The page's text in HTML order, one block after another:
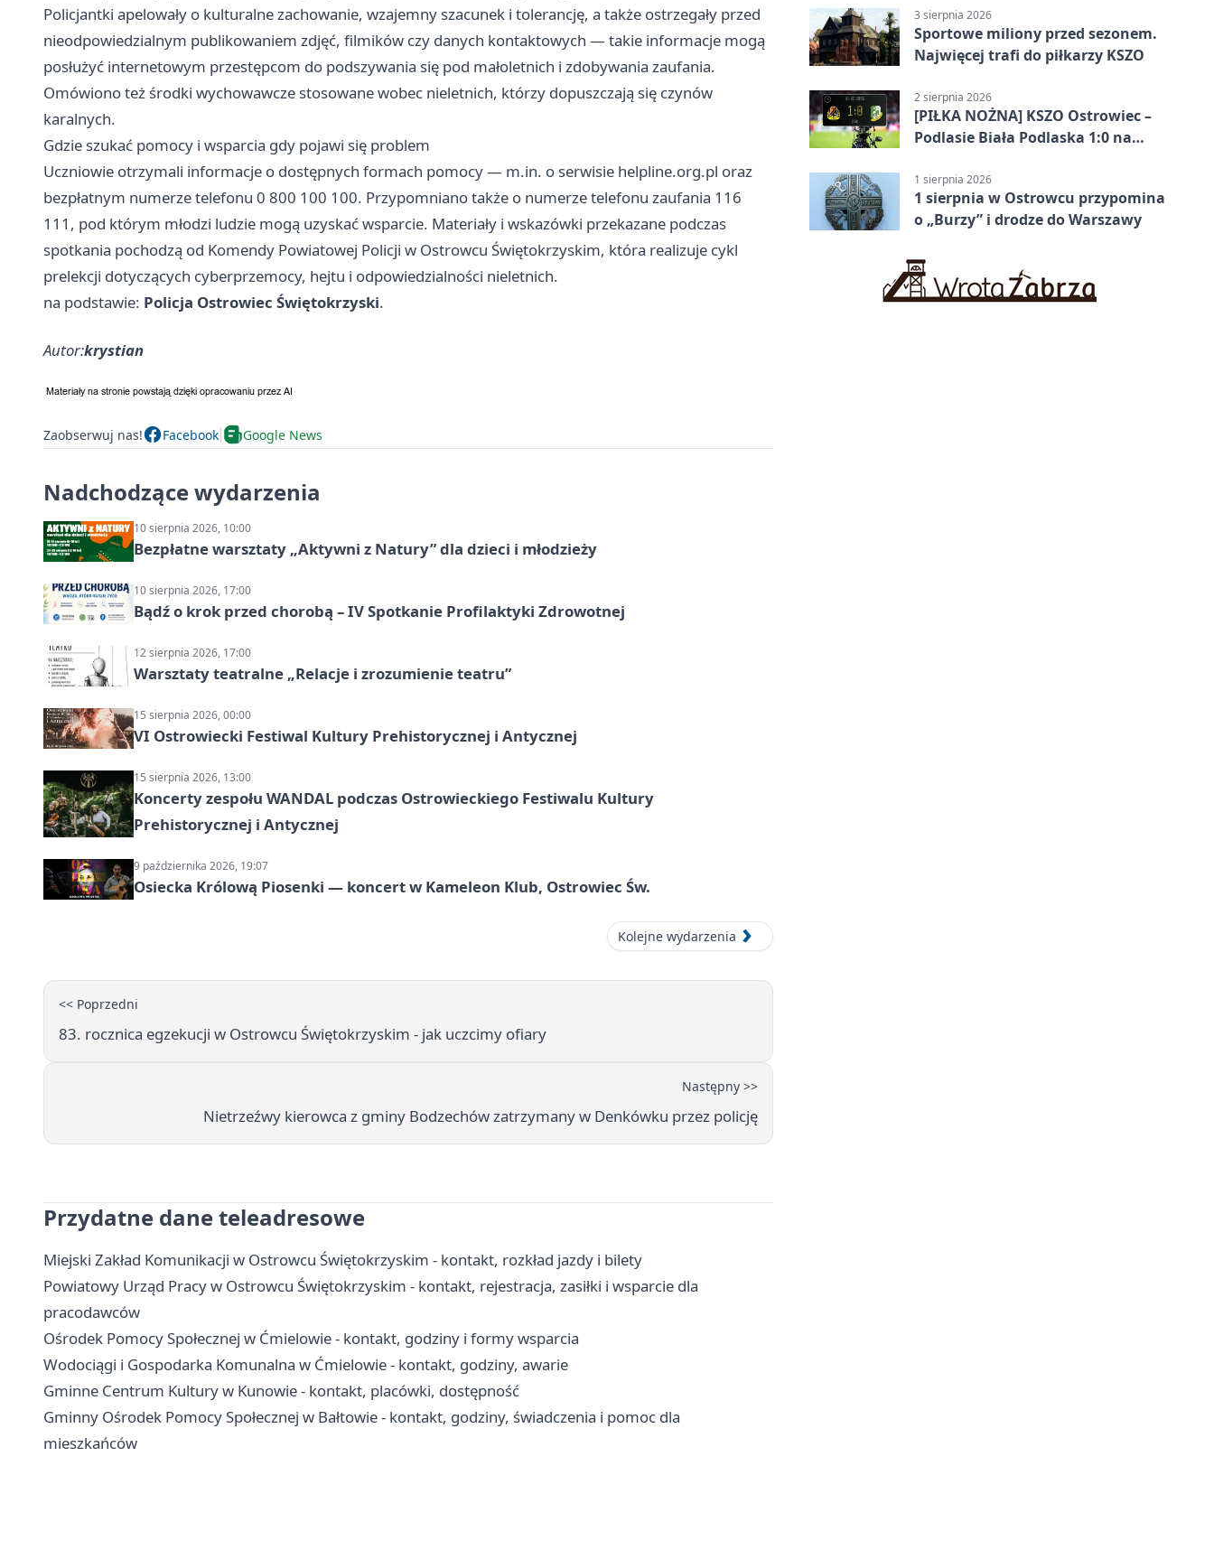
Policjantki apelowały o kulturalne zachowanie, wzajemny szacunek i tolerancję, a także ostrzegały przed
nieodpowiedzialnym publikowaniem zdjęć, filmików czy danych kontaktowych — takie informacje mogą
posłużyć internetowym przestępcom do podszywania się pod małoletnich i zdobywania zaufania.
Omówiono też środki wychowawcze stosowane wobec nieletnich, którzy dopuszczają się czynów
karalnych.
Gdzie szukać pomocy i wsparcia gdy pojawi się problem
Uczniowie otrzymali informacje o dostępnych formach pomocy — m.in. o serwisie helpline.org.pl oraz
bezpłatnym numerze telefonu 0 800 100 100. Przypomniano także o numerze telefonu zaufania 116
111, pod którym młodzi ludzie mogą uzyskać wsparcie. Materiały i wskazówki przekazane podczas
spotkania pochodzą od Komendy Powiatowej Policji w Ostrowcu Świętokrzyskim, która realizuje cykl
prelekcji dotyczących cyberprzemocy, hejtu i odpowiedzialności nieletnich.
na podstawie: Policja Ostrowiec Świętokrzyski.
Autor:krystian
Zaobserwuj nas! Facebook Google News
Nadchodzące wydarzenia
10 sierpnia 2026, 10:00
Bezpłatne warsztaty „Aktywni z Natury” dla dzieci i młodzieży
10 sierpnia 2026, 17:00
Bądź o krok przed chorobą – IV Spotkanie Profilaktyki Zdrowotnej
12 sierpnia 2026, 17:00
Warsztaty teatralne „Relacje i zrozumienie teatru”
15 sierpnia 2026, 00:00
VI Ostrowiecki Festiwal Kultury Prehistorycznej i Antycznej
15 sierpnia 2026, 13:00
Koncerty zespołu WANDAL podczas Ostrowieckiego Festiwalu Kultury
Prehistorycznej i Antycznej
9 października 2026, 19:07
Osiecka Królową Piosenki — koncert w Kameleon Klub, Ostrowiec Św.
Kolejne wydarzenia
<< Poprzedni
83. rocznica egzekucji w Ostrowcu Świętokrzyskim - jak uczcimy ofiary
Następny >>
Nietrzeźwy kierowca z gminy Bodzechów zatrzymany w Denkówku przez policję
Przydatne dane teleadresowe
Miejski Zakład Komunikacji w Ostrowcu Świętokrzyskim - kontakt, rozkład jazdy i bilety
Powiatowy Urząd Pracy w Ostrowcu Świętokrzyskim - kontakt, rejestracja, zasiłki i wsparcie dla
pracodawców
Ośrodek Pomocy Społecznej w Ćmielowie - kontakt, godziny i formy wsparcia
Wodociągi i Gospodarka Komunalna w Ćmielowie - kontakt, godziny, awarie
Gminne Centrum Kultury w Kunowie - kontakt, placówki, dostępność
Gminny Ośrodek Pomocy Społecznej w Bałtowie - kontakt, godziny, świadczenia i pomoc dla
mieszkańców
3 sierpnia 2026
Sportowe miliony przed sezonem.
Najwięcej trafi do piłkarzy KSZO
2 sierpnia 2026
[PIŁKA NOŻNA] KSZO Ostrowiec –
Podlasie Biała Podlaska 1:0 na
(Grupa IV)
1 sierpnia 2026
1 sierpnia w Ostrowcu przypomina
o „Burzy” i drodze do Warszawy